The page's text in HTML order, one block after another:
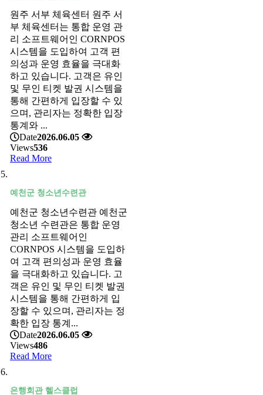
원주 서부 체육센터 원주 서
부 체육센터는 통합 운영 관
리 소프트웨어인 CORNPOS
시스템을 도입하여 고객 편
의성과 운영 효율을 극대화
하고 있습니다. 고객은 유인
및 무인 티켓 발권 시스템을
통해 간편하게 입장할 수 있
으며, 관리자는 정확한 입장
통계와 ...
Date2026.06.05
Views536
Read More
예천군 청소년수련관
예천군 청소년수련관 예천군
청소년 수련관은 통합 운영
관리 소프트웨어인
CORNPOS 시스템을 도입하
여 고객 편의성과 운영 효율
을 극대화하고 있습니다. 고
객은 유인 및 무인 티켓 발권
시스템을 통해 간편하게 입
장할 수 있으며, 관리자는 정
확한 입장 통계...
Date2026.06.05
Views486
Read More
은행회관 헬스클럽